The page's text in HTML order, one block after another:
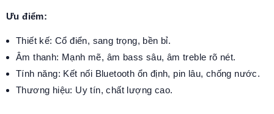
Ưu điểm:
Thiết kế: Cổ điển, sang trọng, bền bỉ.
Âm thanh: Mạnh mẽ, âm bass sâu, âm treble rõ nét.
Tính năng: Kết nối Bluetooth ổn định, pin lâu, chống nước.
Thương hiệu: Uy tín, chất lượng cao.